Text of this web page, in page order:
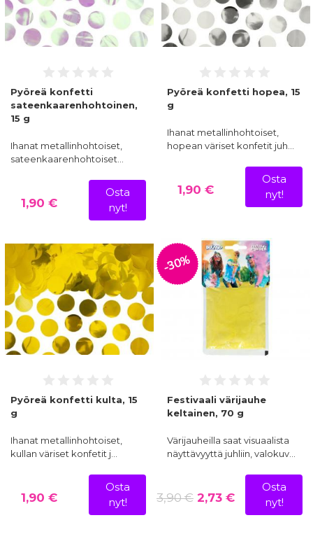
Pyöreä konfetti
sateenkaarenhohtoinen,
15 g
Ihanat metallinhohtoiset,
sateenkaarenhohtoiset…
1,90 €
Osta
nyt!
Pyöreä konfetti hopea, 15
g
Ihanat metallinhohtoiset,
hopean väriset konfetit juh…
1,90 €
Osta
nyt!
Pyöreä konfetti kulta, 15
g
Ihanat metallinhohtoiset,
kullan väriset konfetit j…
1,90 €
Osta
nyt!
-30%
Festivaali värijauhe
keltainen, 70 g
Värijauheilla saat visuaalista
näyttävyyttä juhliin, valokuv…
3,90 € 2,73 €
Osta
nyt!